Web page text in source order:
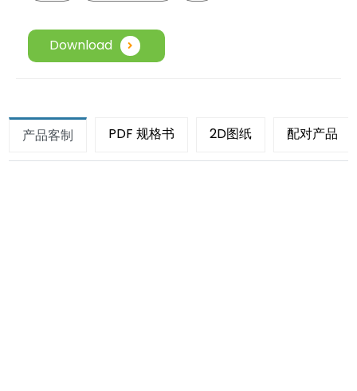
Download
产品客制 PDF 规格书 2D图纸 配对产品